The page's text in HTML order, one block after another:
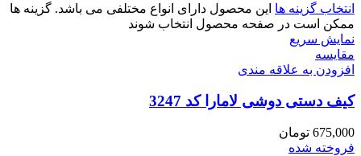
انتخاب گزینه ها این محصول دارای انواع مختلفی می باشد. گزینه ها
ممکن است در صفحه محصول انتخاب شوند
نمایش سریع
مقايسه
افزودن به علاقه مندی
کیف دستی دوشی لامارا کد 3247
675,000 تومان
فروخته شده